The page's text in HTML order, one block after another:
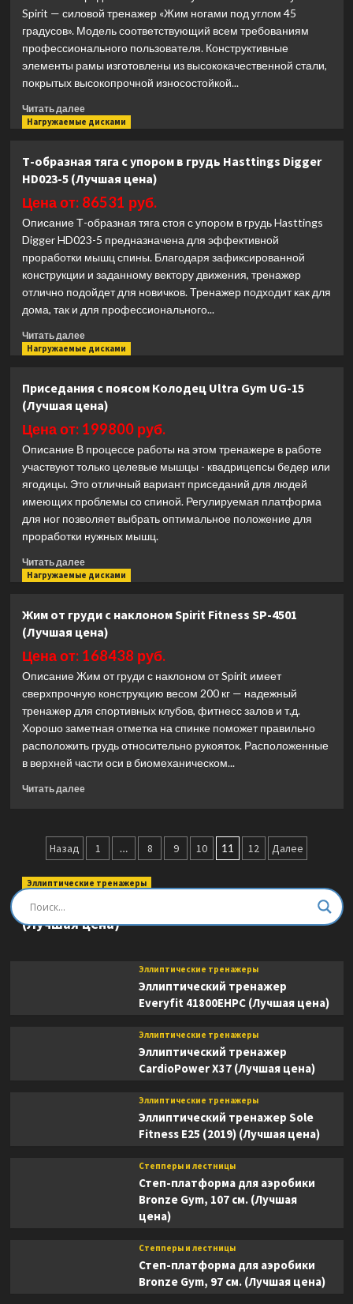
Optima
KFPLOSP
(Лучшая
Spirit — силовой тренажер «Жим ногами под углом 45
градусов». Модель соответствующий всем требованиям
профессионального пользователя. Конструктивные
элементы рамы изготовлены из высококачественной стали,
покрытых высокопрочной износостойкой...
Читать далееПрочитать
больше
ногами
под
углом
45°
Spirit
Fitness
SP-
4216
(Лучшая
цена)
Нагружаемые дисками
Т-образная тяга с упором в грудь Hasttings Digger
HD023-5 (Лучшая цена)
Цена от: 86531 руб.
Описание Т-образная тяга стоя с упором в грудь Hasttings
Digger HD023-5 предназначена для эффективной
проработки мышц спины. Благодаря зафиксированной
конструкции и заданному вектору движения, тренажер
отлично подойдет для новичков. Тренажер подходит как для
дома, так и для профессионального...
Читать далееПрочитать
больше
образная
тяга
с
упором
в
грудь
Hasttings
Digger
(Лучшая
цена)
Нагружаемые дисками
Приседания с поясом Колодец Ultra Gym UG-15
(Лучшая цена)
Цена от: 199800 руб.
Описание В процессе работы на этом тренажере в работе
участвуют только целевые мышцы - квадрицепсы бедер или
ягодицы. Это отличный вариант приседаний для людей
имеющих проблемы со спиной. Регулируемая платформа
для ног позволяет выбрать оптимальное положение для
проработки нужных мышц.
Читать далееПрочитать
больше
с
поясом
Колодец
Ultra
Gym
UG-
15
(Лучшая
Нагружаемые дисками
Жим от груди с наклоном Spirit Fitness SP-4501
(Лучшая цена)
Цена от: 168438 руб.
Описание Жим от груди с наклоном от Spirit имеет
сверхпрочную конструкцию весом 200 кг — надежный
тренажер для спортивных клубов, фитнесс залов и т.д.
Хорошо заметная отметка на спинке поможет правильно
расположить грудь относительно рукояток. Расположенные
в верхней части оси в биомеханическом...
Читать далееПрочитать
груди
с
наклоном
Fitness
Пагинация
записей
Назад 1 … 8 9 10 11 12 Далее
Эллиптические тренажеры
Эллиптический тренажер DFC E8745T
(Лучшая цена)
Эллиптические тренажеры
Эллиптический тренажер
Everyfit 41800EHPC (Лучшая цена)
Эллиптические тренажеры
Эллиптический тренажер
CardioPower X37 (Лучшая цена)
Эллиптические тренажеры
Эллиптический тренажер Sole
Fitness E25 (2019) (Лучшая цена)
Степперы и лестницы
Степ-платформа для аэробики
Bronze Gym, 107 см. (Лучшая
цена)
Степперы и лестницы
Степ-платформа для аэробики
Bronze Gym, 97 см. (Лучшая цена)